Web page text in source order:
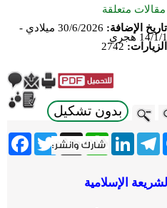
مقالات متعلقة
تاريخ الإضافة:
30/6/2026 ميلادي -
هجري
الزيارات: 2742
بدون تشكيل
Twitter X
WhatsApp
LinkedInTelegram
الإسلامية